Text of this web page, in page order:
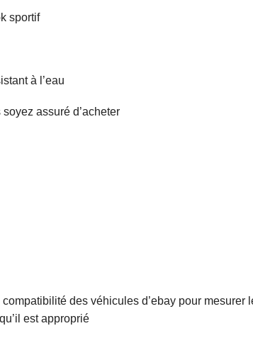
sportif
à l’eau
assuré d’acheter
des véhicules d’ebay pour mesurer
est approprié